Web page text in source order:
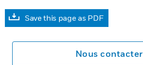
Save this page as PDF
Nous contacter